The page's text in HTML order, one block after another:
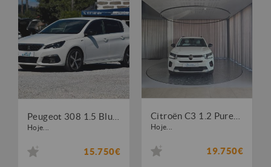
Hoje...
15.750€
Hoje...
19.750€